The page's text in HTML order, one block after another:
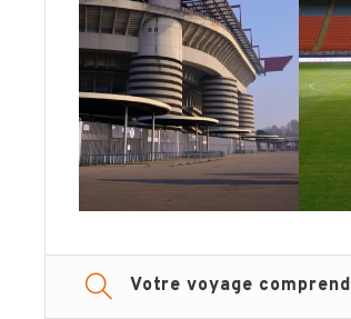
Votre voyage comprend